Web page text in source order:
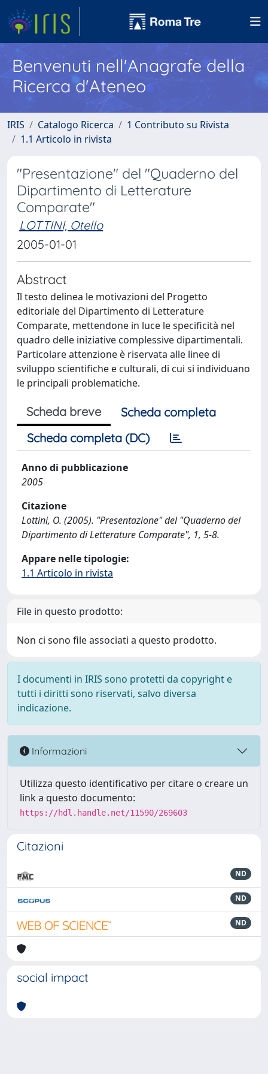
Benvenuti nell'Anagrafe della
Ricerca d'Ateneo
IRIS Catalogo Ricerca
1 Contributo su Rivista
1.1 Articolo in rivista
"Presentazione" del "Quaderno del
Dipartimento di Letterature
Comparate"
LOTTINI, Otello
2005-01-01
Abstract
Il testo delinea le motivazioni del Progetto
editoriale del Dipartimento di Letterature
Comparate, mettendone in luce le specificità nel
quadro delle iniziative complessive dipartimentali.
Particolare attenzione è riservata alle linee di
sviluppo scientifiche e culturali, di cui si individuano
le principali problematiche.
Scheda breve
Scheda completa
Scheda completa (DC)
Anno di pubblicazione
2005
Citazione
Lottini, O. (2005). "Presentazione" del "Quaderno del
Dipartimento di Letterature Comparate", 1, 5-8.
Appare nelle tipologie:
1.1 Articolo in rivista
File in questo prodotto:
Non ci sono file associati a questo prodotto.
I documenti in IRIS sono protetti da copyright e
tutti i diritti sono riservati, salvo diversa
indicazione.
Informazioni
Utilizza questo identificativo per citare o creare un
link a questo documento:
https://hdl.handle.net/11590/269603
Citazioni
ND
ND
ND
social impact